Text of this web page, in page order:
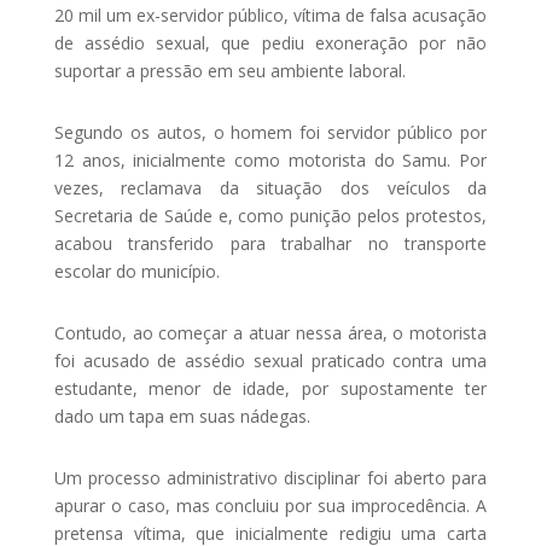
20 mil um ex-servidor público, vítima de falsa acusação
de assédio sexual, que pediu exoneração por não
suportar a pressão em seu ambiente laboral.
Segundo os autos, o homem foi servidor público por
12 anos, inicialmente como motorista do Samu. Por
vezes, reclamava da situação dos veículos da
Secretaria de Saúde e, como punição pelos protestos,
acabou transferido para trabalhar no transporte
escolar do município.
Contudo, ao começar a atuar nessa área, o motorista
foi acusado de assédio sexual praticado contra uma
estudante, menor de idade, por supostamente ter
dado um tapa em suas nádegas.
Um processo administrativo disciplinar foi aberto para
apurar o caso, mas concluiu por sua improcedência. A
pretensa vítima, que inicialmente redigiu uma carta